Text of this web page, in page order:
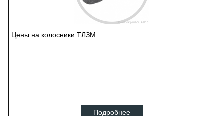
Цены на колосники ТЛЗМ
Подробнее